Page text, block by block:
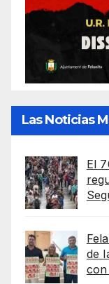
Las Noticias
El
de
con